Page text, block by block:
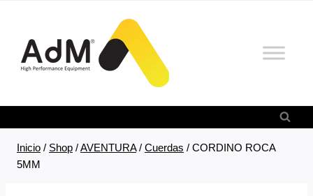
contenido
Inicio / Shop /AVENTURA / Cuerdas / CORDINO ROCA
5MM